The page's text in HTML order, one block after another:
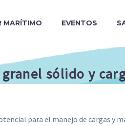
MARÍTIMO EVENTOS
sólido y
para el manejo de cargas y